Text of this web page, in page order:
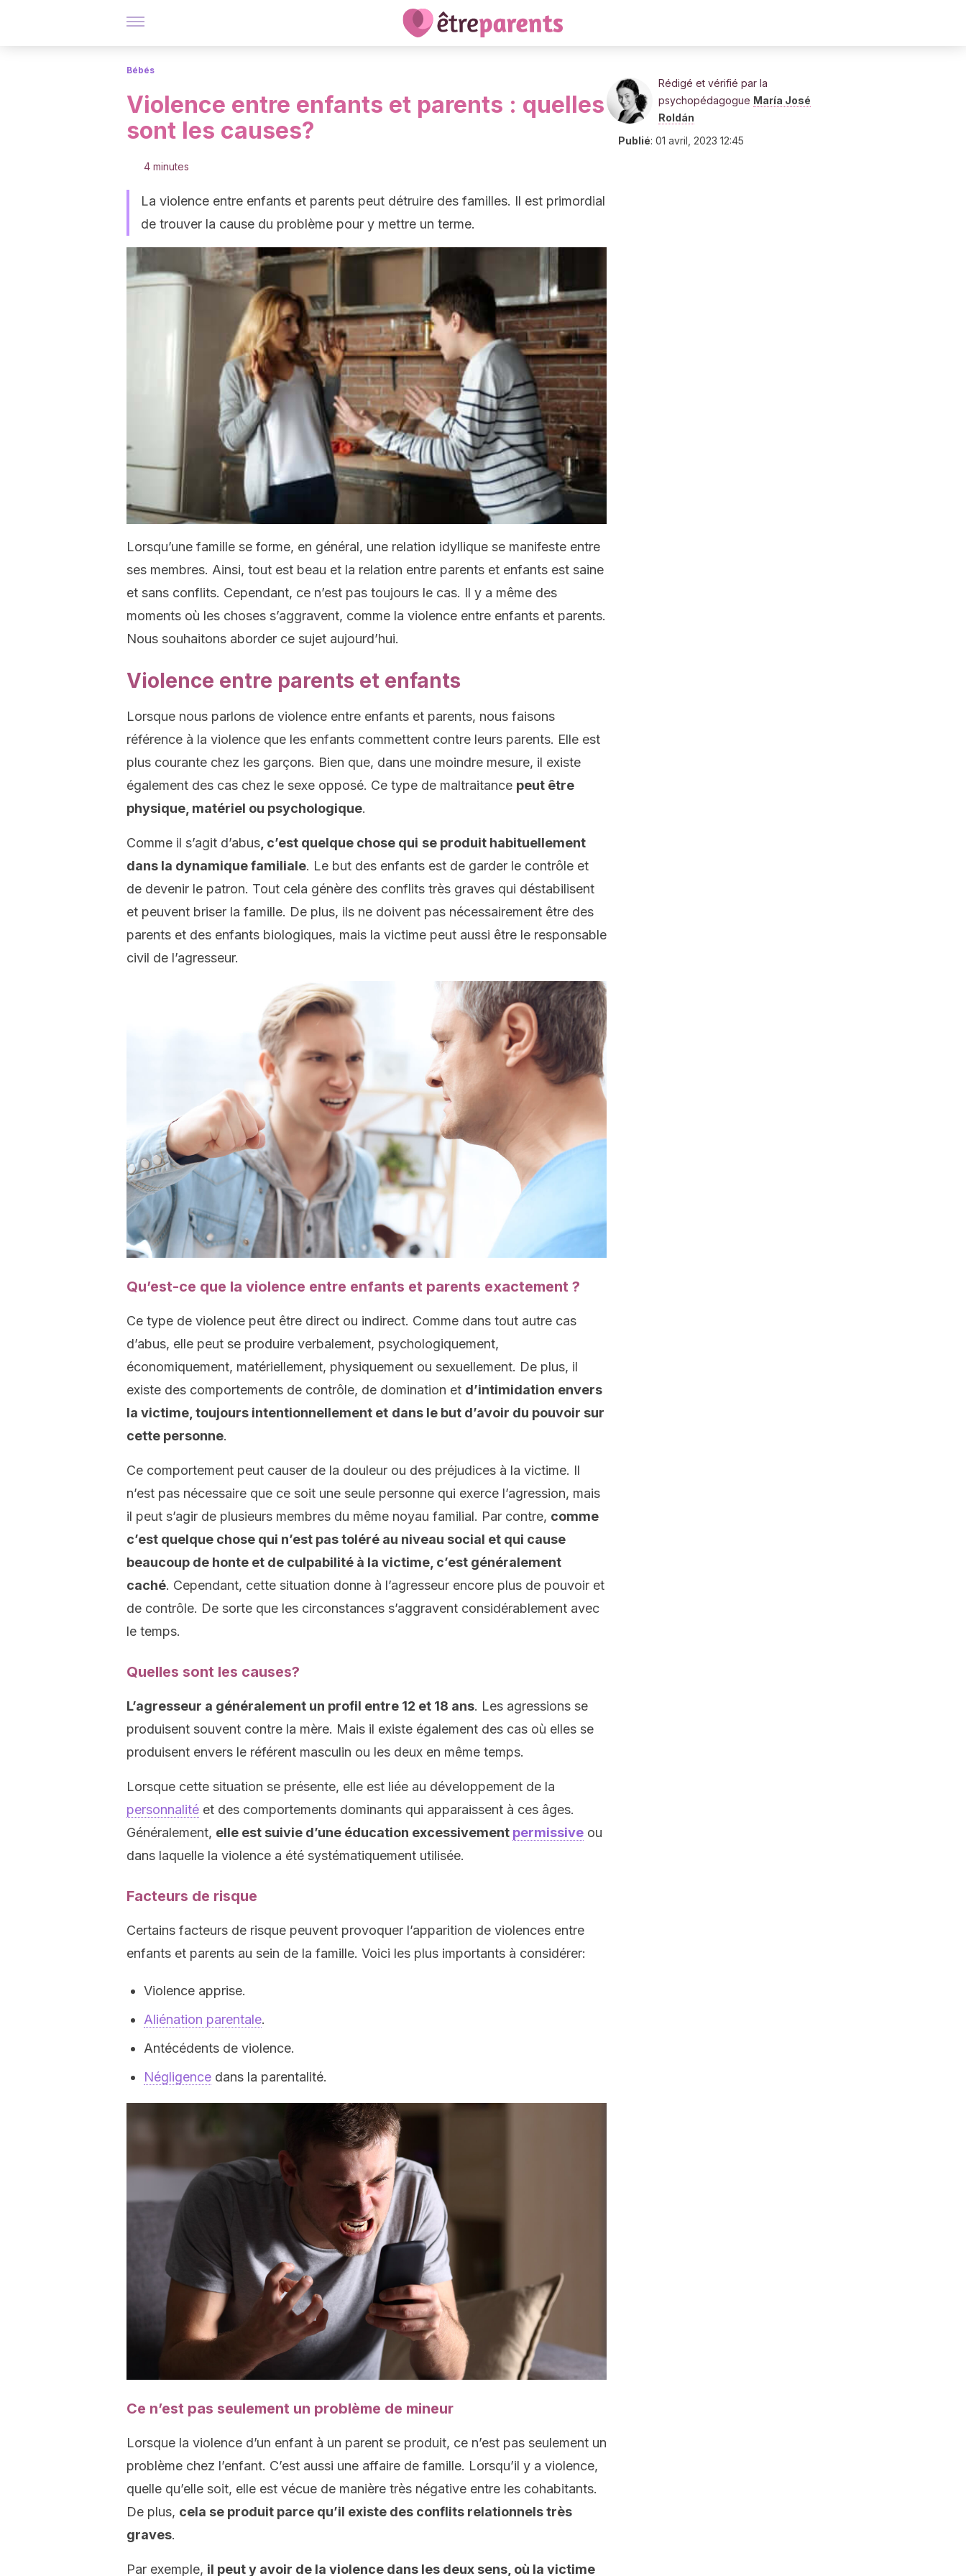
Bébés
Violence entre enfants et parents : quelles
sont les causes?
4 minutes
La violence entre enfants et parents peut détruire des familles. Il est primordial
de trouver la cause du problème pour y mettre un terme.
Lorsqu’une famille se forme, en général, une relation idyllique se manifeste entre
ses membres. Ainsi, tout est beau et la relation entre parents et enfants est saine
et sans conflits. Cependant, ce n’est pas toujours le cas. Il y a même des
moments où les choses s’aggravent, comme la violence entre enfants et parents.
Nous souhaitons aborder ce sujet aujourd’hui.
Violence entre parents et enfants
Lorsque nous parlons de violence entre enfants et parents, nous faisons
référence à la violence que les enfants commettent contre leurs parents. Elle est
plus courante chez les garçons. Bien que, dans une moindre mesure, il existe
également des cas chez le sexe opposé. Ce type de maltraitance peut être
physique, matériel ou psychologique.
Comme il s’agit d’abus , c’est quelque chose qui se produit habituellement
dans la dynamique familiale. Le but des enfants est de garder le contrôle et
de devenir le patron. Tout cela génère des conflits très graves qui déstabilisent
et peuvent briser la famille. De plus, ils ne doivent pas nécessairement être des
parents et des enfants biologiques, mais la victime peut aussi être le responsable
civil de l’agresseur.
Qu’est-ce que la violence entre enfants et parents exactement ?
Ce type de violence peut être direct ou indirect. Comme dans tout autre cas
d’abus, elle peut se produire verbalement, psychologiquement,
économiquement, matériellement, physiquement ou sexuellement. De plus, il
existe des comportements de contrôle, de domination et d’intimidation envers
la victime, toujours intentionnellement et dans le but d’avoir du pouvoir sur
cette personne.
Ce comportement peut causer de la douleur ou des préjudices à la victime. Il
n’est pas nécessaire que ce soit une seule personne qui exerce l’agression, mais
il peut s’agir de plusieurs membres du même noyau familial. Par contre, comme
c’est quelque chose qui n’est pas toléré au niveau social et qui cause
beaucoup de honte et de culpabilité à la victime, c’est généralement
caché. Cependant, cette situation donne à l’agresseur encore plus de pouvoir et
de contrôle. De sorte que les circonstances s’aggravent considérablement avec
le temps.
Quelles sont les causes?
L’agresseur a généralement un profil entre 12 et 18 ans. Les agressions se
produisent souvent contre la mère. Mais il existe également des cas où elles se
produisent envers le référent masculin ou les deux en même temps.
Lorsque cette situation se présente, elle est liée au développement de la
personnalité et des comportements dominants qui apparaissent à ces âges.
Généralement, elle est suivie d’une éducation excessivement permissive ou
dans laquelle la violence a été systématiquement utilisée.
Facteurs de risque
Certains facteurs de risque peuvent provoquer l’apparition de violences entre
enfants et parents au sein de la famille. Voici les plus importants à considérer:
Violence apprise.
Aliénation parentale.
Antécédents de violence.
Négligence dans la parentalité.
Ce n’est pas seulement un problème de mineur
Lorsque la violence d’un enfant à un parent se produit, ce n’est pas seulement un
problème chez l’enfant. C’est aussi une affaire de famille. Lorsqu’il y a violence,
quelle qu’elle soit, elle est vécue de manière très négative entre les cohabitants.
De plus, cela se produit parce qu’il existe des conflits relationnels très
graves.
Par exemple, il peut y avoir de la violence dans les deux sens, où la victime
Rédigé et vérifié par la
psychopédagogue María José
Roldán
Publié: 01 avril, 2023 12:45